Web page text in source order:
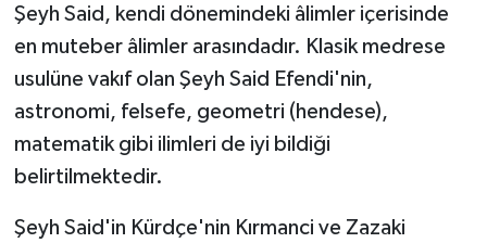
Şeyh Said, kendi dönemindeki âlimler içerisinde
en muteber âlimler arasındadır. Klasik medrese
usulüne vakıf olan Şeyh Said Efendi'nin,
astronomi, felsefe, geometri (hendese),
matematik gibi ilimleri de iyi bildiği
belirtilmektedir.
Şeyh Said'in Kürdçe'nin Kırmanci ve Zazaki